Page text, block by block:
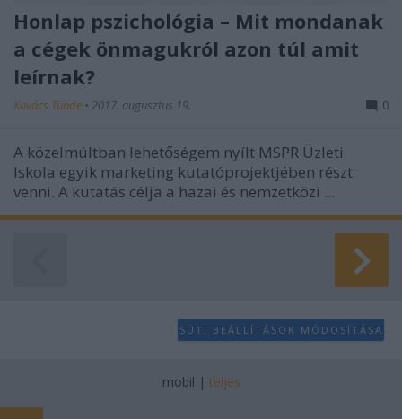
Honlap pszichológia – Mit mondanak
a cégek önmagukról azon túl amit
leírnak?
Kovács Tünde • 2017. augusztus 19. 0
A közelmúltban lehetőségem nyílt MSPR Üzleti
Iskola egyik marketing kutatóprojektjében részt
venni. A kutatás célja a hazai és nemzetközi ...
SÜTI BEÁLLÍTÁSOK MÓDOSÍTÁSA
mobil | teljes